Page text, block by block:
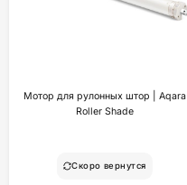
Мотор для рулонных штор | Aqara
Roller Shade
Скоро вернутся